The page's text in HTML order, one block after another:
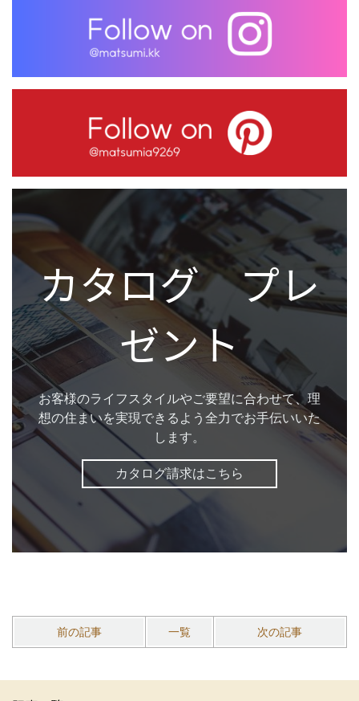
カタログ プレ
ゼント
お客様のライフスタイルやご要望に合わせて、理
想の住まいを実現できるよう全力でお手伝いいた
します。
カタログ請求はこちら
前の記事 一覧 次の記事